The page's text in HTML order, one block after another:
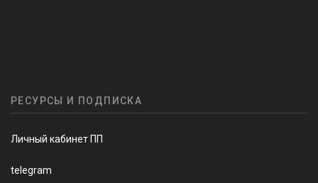
РЕСУРСЫ И ПОДПИСКА
Личный кабинет ПП
telegram